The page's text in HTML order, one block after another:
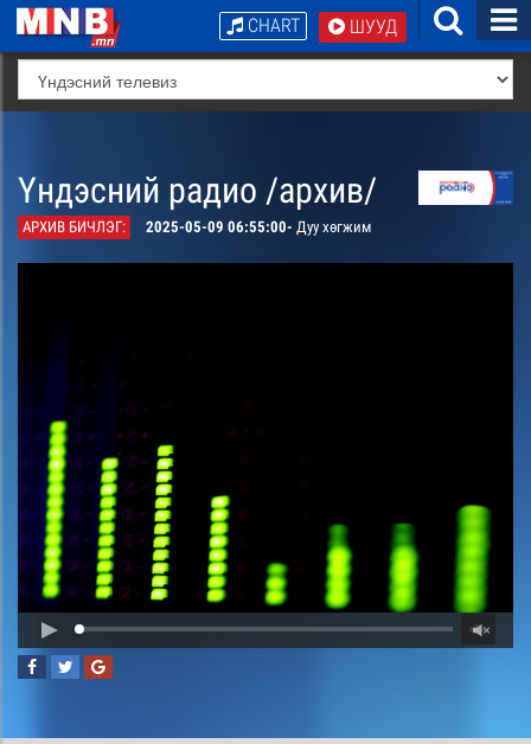
ШУУД
CHART
Үндэсний радио /архив/
АРХИВ БИЧЛЭГ: 2025-05-09 06:55:00- Дуу хөгжим